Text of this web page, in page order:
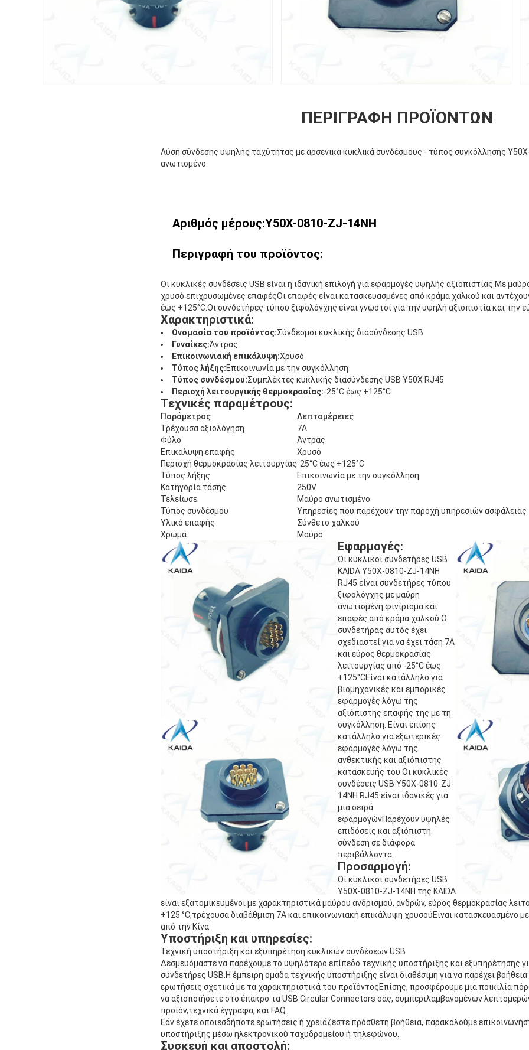
ΠΕΡΙΓΡΑΦΉ ΠΡΟΪΌΝΤΩΝ
Λύση σύνδεσης υψηλής ταχύτητας με αρσενικά κυκλικά συνδέσμους - τύπος
ανωτισμένο
Αριθμός μέρους:Y50X-0810-ZJ-14NH
Περιγραφή του προϊόντος:
Οι κυκλικές συνδέσεις USB είναι η ιδανική επιλογή για εφαρμογές υψηλής αξιοπιστίας.Με
χρυσό επιχρυσωμένες επαφέςΟι επαφές είναι κατασκευασμένες από κράμα χαλκού και
έως +125°C.Οι συνδετήρες τύπου ξιφολόγχης είναι γνωστοί για την υψηλή αξιοπιστία και την
Χαρακτηριστικά:
Ονομασία του προϊόντος:Σύνδεσμοι κυκλικής διασύνδεσης USB
Γυναίκες:Άντρας
Επικοινωνιακή επικάλυψη:Χρυσό
Τύπος λήξης:Επικοινωνία με την συγκόλληση
Τύπος συνδέσμου:Συμπλέκτες κυκλικής διασύνδεσης USB Y50X RJ45
Περιοχή λειτουργικής θερμοκρασίας:-25°C έως +125°C
Τεχνικές παραμέτρους:
Παράμετρος
Λεπτομέρειες
Τρέχουσα αξιολόγηση
7Α
Φύλο
Άντρας
Επικάλυψη επαφής
Χρυσό
Περιοχή θερμοκρασίας λειτουργίας-25°C έως +125°C
Τύπος λήξης
Επικοινωνία με την συγκόλληση
Κατηγορία τάσης
250V
Τελείωσε.
Μαύρο ανωτισμένο
Τύπος συνδέσμου
Υπηρεσίες που παρέχουν την παροχή υπηρεσιών ασφάλειας
Υλικό επαφής
Σύνθετο χαλκού
Χρώμα
Μαύρο
Εφαρμογές:
Οι κυκλικοί συνδετήρες USB
KAIDA Y50X-0810-ZJ-14NH
RJ45 είναι συνδετήρες τύπου
ξιφολόγχης με μαύρη
ανωτισμένη φινίρισμα και
επαφές από κράμα χαλκού.Ο
συνδετήρας αυτός έχει
σχεδιαστεί για να έχει τάση 7A
και εύρος θερμοκρασίας
λειτουργίας από -25°C έως
+125°CΕίναι κατάλληλο για
βιομηχανικές και εμπορικές
εφαρμογές λόγω της
αξιόπιστης επαφής της με τη
συγκόλληση. Είναι επίσης
κατάλληλο για εξωτερικές
εφαρμογές λόγω της
ανθεκτικής και αξιόπιστης
κατασκευής του.Οι κυκλικές
συνδέσεις USB Y50X-0810-ZJ-
14NH RJ45 είναι ιδανικές για
μια σειρά
εφαρμογώνΠαρέχουν υψηλές
επιδόσεις και αξιόπιστη
σύνδεση σε διάφορα
περιβάλλοντα.
Προσαρμογή:
Οι κυκλικοί συνδετήρες USB
Y50X-0810-ZJ-14NH της KAIDA
είναι εξατομικευμένοι με χαρακτηριστικά μαύρου ανδρισμού, ανδρών, εύρος θερμοκρασίας
+125 °C,τρέχουσα διαβάθμιση 7A και επικοινωνιακή επικάλυψη χρυσούΕίναι κατασκευασμένο
από την Κίνα.
Υποστήριξη και υπηρεσίες:
Τεχνική υποστήριξη και εξυπηρέτηση κυκλικών συνδέσεων USB
Δεσμευόμαστε να παρέχουμε το υψηλότερο επίπεδο τεχνικής υποστήριξης και εξυπηρέτησης
συνδετήρες USB.Η έμπειρη ομάδα τεχνικής υποστήριξης είναι διαθέσιμη για να παρέχει
ερωτήσεις σχετικά με τα χαρακτηριστικά του προϊόντοςΕπίσης, προσφέρουμε μια ποικιλία
να αξιοποιήσετε στο έπακρο τα USB Circular Connectors σας, συμπεριλαμβανομένων
προϊόν,τεχνικά έγγραφα, και FAQ.
Εάν έχετε οποιεσδήποτε ερωτήσεις ή χρειάζεστε πρόσθετη βοήθεια, παρακαλούμε
υποστήριξης μέσω ηλεκτρονικού ταχυδρομείου ή τηλεφώνου.
Συσκευή και αποστολή: